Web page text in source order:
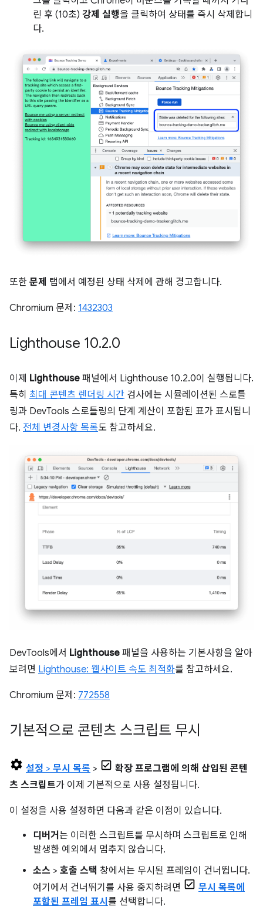
린 후 (10초) 강제 실행을 클릭하여 상태를 즉시 삭제합니
다.
또한 문제 탭에서 예정된 상태 삭제에 관해 경고합니다.
Chromium 문제: 1432303
Lighthouse 10.2.0
이제 Lighthouse 패널에서 Lighthouse 10.2.0이 실행됩니다.
특히 최대 콘텐츠 렌더링 시간 검사에는 시뮬레이션된 스로틀
링과 DevTools 스로틀링의 단계 계산이 포함된 표가 표시됩니
다. 전체 변경사항 목록도 참고하세요.
DevTools에서 Lighthouse 패널을 사용하는 기본사항을 알아
보려면 Lighthouse: 웹사이트 속도 최적화를 참고하세요.
Chromium 문제: 772558
기본적으로 콘텐츠 스크립트 무시
설정 > 무시 목록 >
확장 프로그램에 의해 삽입된 콘텐
츠 스크립트가 이제 기본적으로 사용 설정됩니다.
이 설정을 사용 설정하면 다음과 같은 이점이 있습니다.
디버거 는 이러한 스크립트를 무시하며 스크립트로 인해
발생한 예외에서 멈추지 않습니다.
소스 > 호출 스택 창에서는 무시된 프레임이 건너뜁니다.
여기에서 건너뛰기를 사용 중지하려면
무시 목록에
포함된 프레임 표시 를 선택합니다.